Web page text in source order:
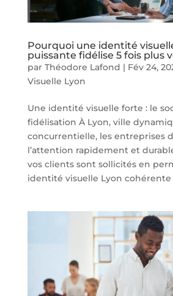
Pourquoi une identité
puissante fidélise 5 fois plus
par Théodore Lafond | Fév 24,
Visuelle Lyon
Une identité visuelle forte : le
fidélisation À Lyon, ville
concurrentielle, les entreprises
l’attention rapidement et
vos clients sont sollicités en
identité visuelle Lyon cohérente